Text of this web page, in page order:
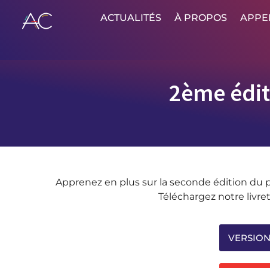
ACTUALITÉS À PROPOS
2ème
Apprenez en plus sur la seconde édition du
Téléchargez notre